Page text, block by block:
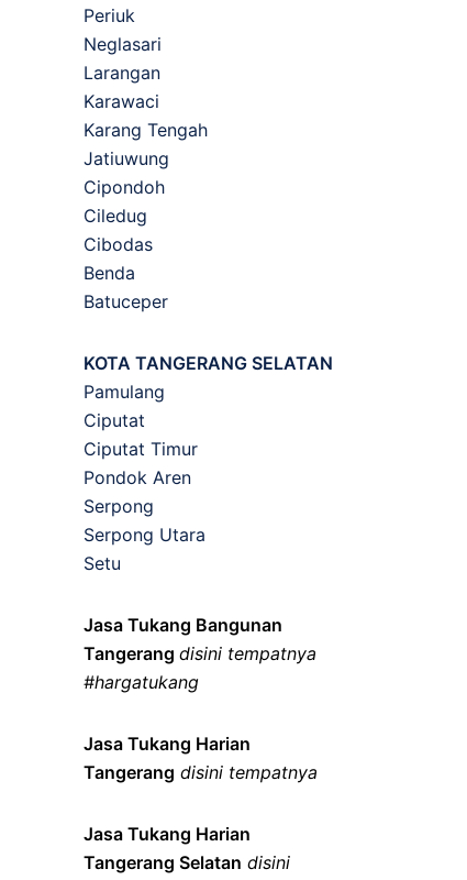
Periuk
Neglasari
Larangan
Karawaci
Karang Tengah
Jatiuwung
Cipondoh
Ciledug
Cibodas
Benda
Batuceper
KOTA TANGERANG SELATAN
Pamulang
Ciputat
Ciputat Timur
Pondok Aren
Serpong
Serpong Utara
Setu
Jasa Tukang Bangunan
Tangerang disini tempatnya
#hargatukang
Jasa Tukang Harian
Tangerang disini tempatnya
Jasa Tukang Harian
Tangerang Selatan disini